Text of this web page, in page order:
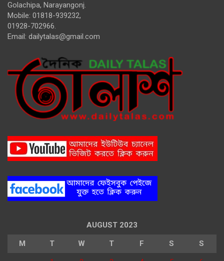
Golachipa, Narayangonj.
Mobile: 01818-939232,
01928-702966.
Email: dailytalas@gmail.com
AUGUST 2023
M T W T F S S